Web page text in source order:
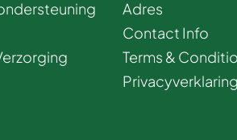
Adres
Contact Info
Terms &
Privacyverklaring